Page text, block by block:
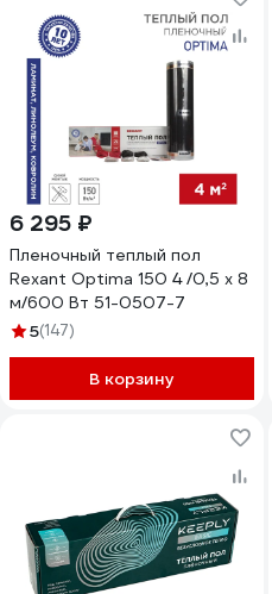
6 295 ₽
Пленочный теплый пол
Rexant Optima 150 4 /0,5 х 8
м/600 Вт 51-0507-7
5(147)
В корзину